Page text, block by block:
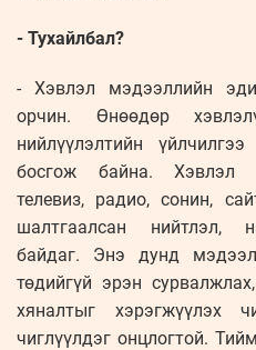
- Тухайлбал?
- Хэвлэл мэдээллийн
орчин. Өнөөдөр
нийлүүлэлтийн
босгож байна. Хэвлэл
телевиз, радио, сонин,
шалтгаалсан нийтлэл,
байдаг. Энэ дунд
төдийгүй эрэн
хяналтыг хэрэгжүүлэх
чиглүүлдэг онцлогтой.